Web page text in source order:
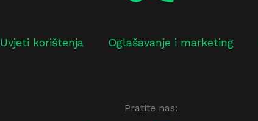
Uvjeti korištenja Oglašavanje i marketing
Pratite nas: